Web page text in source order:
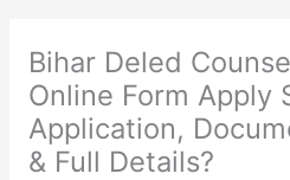
Bihar Deled
Online Form Apply
Application,
& Full Details?